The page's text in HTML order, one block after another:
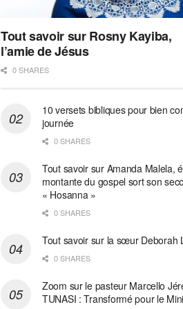
Tout savoir sur Rosny Kayiba,
l’amie de Jésus
0 SHARES
10 versets bibliques pour bien
journée
0 SHARES
Tout savoir sur Amanda Malela,
montante du gospel sort son
« Hosanna »
0 SHARES
Tout savoir sur la sœur Deborah
0 SHARES
Zoom sur le pasteur Marcello
TUNASI : Transformé pour le